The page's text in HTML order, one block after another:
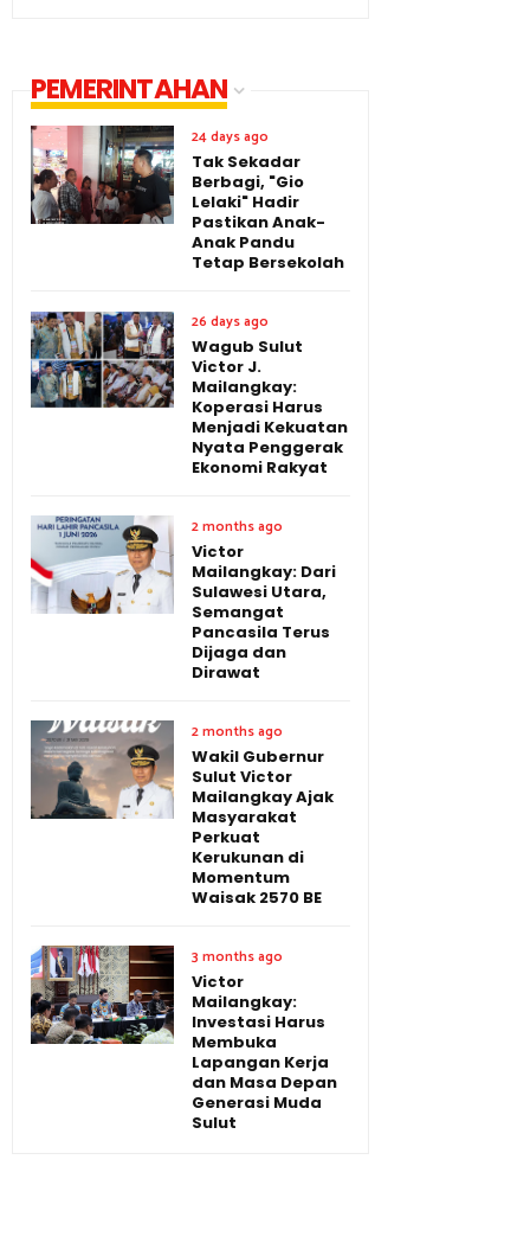
PEMERINTAHAN
24 days ago
Tak Sekadar
Berbagi, "Gio
Lelaki" Hadir
Pastikan Anak-
Anak Pandu
Tetap Bersekolah
26 days ago
Wagub Sulut
Victor J.
Mailangkay:
Koperasi Harus
Menjadi Kekuatan
Nyata Penggerak
Ekonomi Rakyat
2 months ago
Victor
Mailangkay: Dari
Sulawesi Utara,
Semangat
Pancasila Terus
Dijaga dan
Dirawat
2 months ago
Wakil Gubernur
Sulut Victor
Mailangkay Ajak
Masyarakat
Perkuat
Kerukunan di
Momentum
Waisak 2570 BE
3 months ago
Victor
Mailangkay:
Investasi Harus
Membuka
Lapangan Kerja
dan Masa Depan
Generasi Muda
Sulut